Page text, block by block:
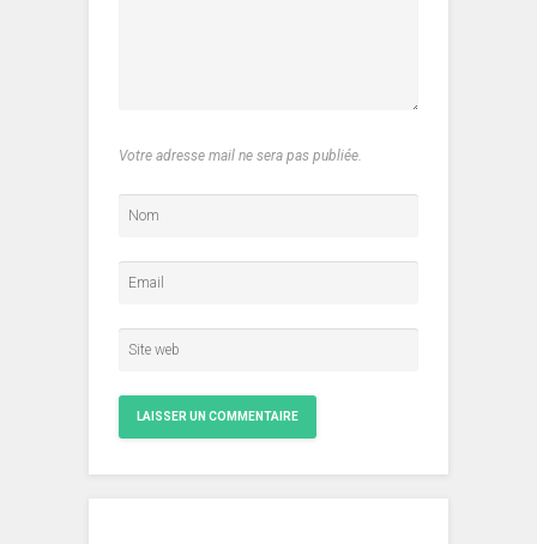
Votre adresse mail ne sera pas publiée.